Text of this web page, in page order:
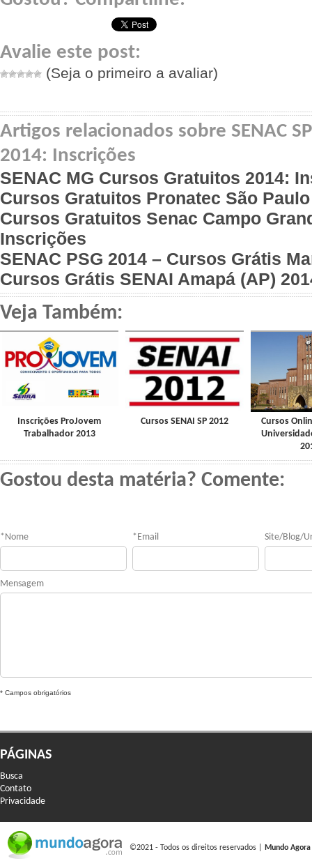
Avalie este post:
(Seja o primeiro a avaliar)
Artigos relacionados sobre SENAC
2014: Inscrições
SENAC MG Cursos Gratuitos 2014:
Cursos Gratuitos Pronatec São Paulo
Cursos Gratuitos Senac Campo
Inscrições
SENAC PSG 2014 – Cursos Grátis
Cursos Grátis SENAI Amapá (AP)
Veja Também:
Inscrições ProJovem
Trabalhador 2013
Cursos SENAI SP 2012
Cursos
Gostou desta matéria? Comente:
* Nome * Email Site/Blog/
Mensagem
* Campos obrigatórios
PÁGINAS
Busca
Contato
Privacidade
©2021 - Todos os direitos reservados | Mundo Agora